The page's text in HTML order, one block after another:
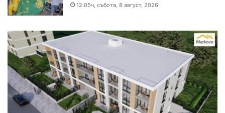
12:05ч, събота, 8 август, 2026